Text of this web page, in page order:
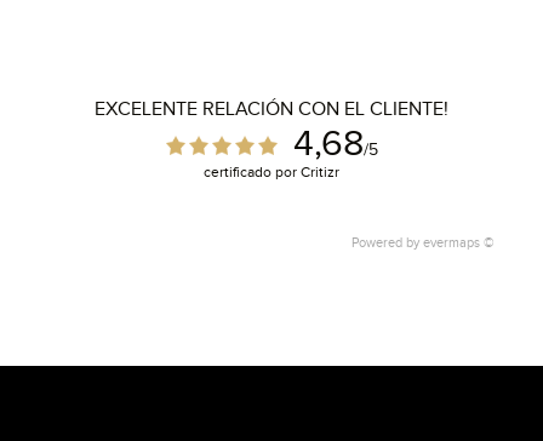
EXCELENTE RELACIÓN CON EL CLIENTE!
4,68/5
certificado por Critizr
Powered by evermaps ©